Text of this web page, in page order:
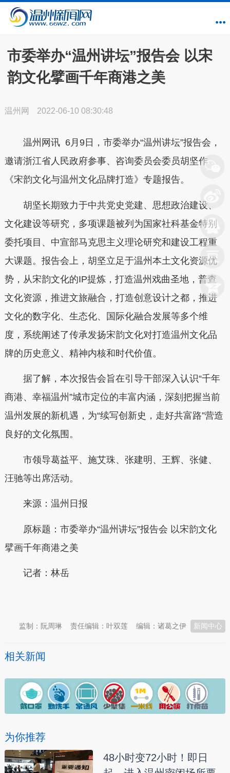
市委举办“温州讲坛”报告会 以宋
韵文化擘画千年商港之美
温州网 2022-06-10 08:30:48
温州网讯 6月9日，市委举办“温州讲坛”报告会，
邀请浙江省人民政府参事、咨询委员会委员胡坚作
《宋韵文化与温州文化品牌打造》专题报告。
胡坚长期致力于中共党史党建、思想政治建设、
文化建设等研究，多项课题被列为国家社科基金特别
委托项目、中宣部马克思主义理论研究和建设工程重
大课题。报告会上，胡坚立足于温州本土文化资源优
势，从宋韵文化的IP提炼，打造温州戏曲圣地，普查
文化资源，推进文旅融合，打造创意设计之都，推进
文化的数字化、生态化、国际化融合发展等多个维
度，系统阐述了传承发扬宋韵文化对打造温州文化品
牌的历史意义、精神内核和时代价值。
据了解，本次报告会旨在引导干部深入认识“千年
商港、幸福温州”城市定位的丰富内涵，深刻把握当前
温州发展的新机遇，为“续写创新史，走好共富路”营造
良好的文化氛围。
市领导葛益平、施艾珠、张建明、王辉、张健、
汪驰等出席活动。
来源：温州日报
原标题：市委举办“温州讲坛”报告会 以宋韵文化
擘画千年商港之美
记者： 林岳
新闻中心
编辑：诸葛之伊
责任编辑：叶双莲
监制：阮周琳
相关新闻
为你推荐
48小时变72小时！即日